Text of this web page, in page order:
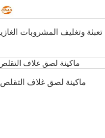
ماكينة لصق غلاف التقلص PVC